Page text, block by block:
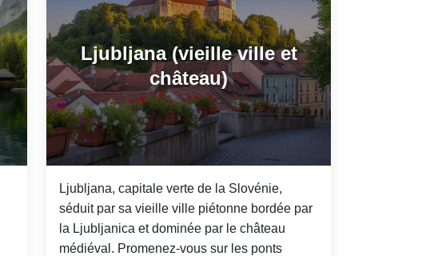
Ljubljana (vieille ville et
château)
Ljubljana, capitale verte de la Slovénie,
séduit par sa vieille ville piétonne bordée par
la Ljubljanica et dominée par le château
médiéval. Promenez-vous sur les ponts